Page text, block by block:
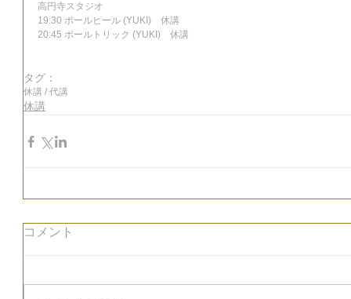
高円寺スタジオ
19:30 ポールヒール (YUKI)　休講
20:45 ポールトリック (YUKI)　休講
タグ：
休講 / 代講
休講
コメント